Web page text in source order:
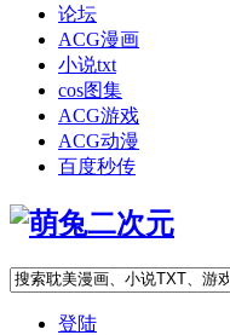
论坛
ACG漫画
小说txt
cos图集
ACG游戏
ACG动漫
百度秒传
登陆